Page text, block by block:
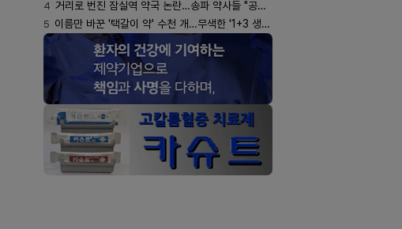
4 거리로 번진 잠실역 약국 논란…송파 약사들 "공공성 훼손"
5 이름만 바꾼 '택갈이 약' 수천 개…무색한 '1+3 생동'